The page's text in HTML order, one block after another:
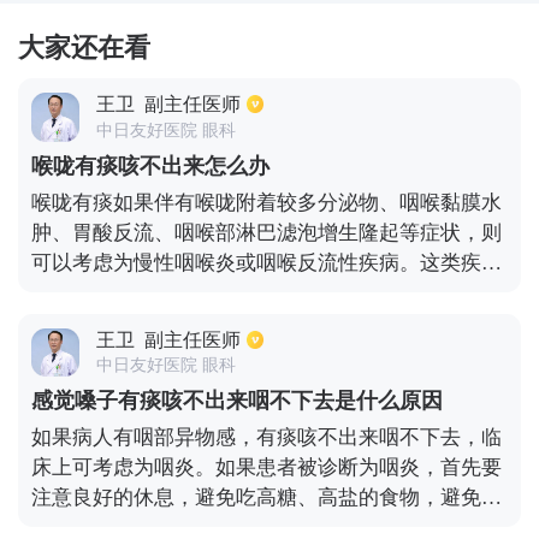
大家还在看
王卫 副主任医师
中日友好医院 眼科
喉咙有痰咳不出来怎么办
喉咙有痰如果伴有喉咙附着较多分泌物、咽喉黏膜水
肿、胃酸反流、咽喉部淋巴滤泡增生隆起等症状，则
可以考虑为慢性咽喉炎或咽喉反流性疾病。这类疾病
胃肠道动力的药物；2、含服中药含片；3、如伴有维
生素缺乏、甲状腺功能低下、内分泌功能紊乱等全身
性疾病，需对原发病进行治疗；4、生活方面要注意
忌烟酒、辛辣刺激食物，远离粉尘和刺激性气体、做
好口腔卫生管理等；5、如患者为患病时间长且中年
以上，就要考虑占位性病变，可以通过喉镜检查排
除。
王卫 副主任医师
中日友好医院 眼科
感觉嗓子有痰咳不出来咽不下去是什么原因
如果病人有咽部异物感，有痰咳不出来咽不下去，临
床上可考虑为咽炎。如果患者被诊断为咽炎，首先要
注意良好的休息，避免吃高糖、高盐的食物，避免吸